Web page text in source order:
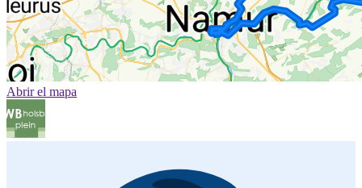
Abrir el mapa